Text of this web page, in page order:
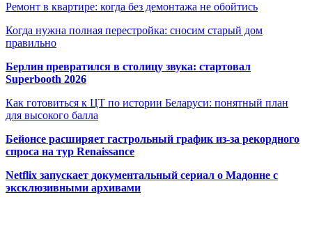
Ремонт в квартире: когда без демонтажа не обойтись
Когда нужна полная перестройка: сносим старый дом
правильно
Берлин превратился в столицу звука: стартовал
Superbooth 2026
Как готовиться к ЦТ по истории Беларуси: понятный план
для высокого балла
Бейонсе расширяет гастрольный график из-за рекордного
спроса на тур Renaissance
Netflix запускает документальный сериал о Мадонне с
эксклюзивными архивами